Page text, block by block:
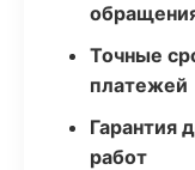
Точные
платежей
Гарантия
работ